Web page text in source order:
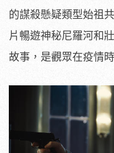
的謀殺懸疑類型始祖
片暢遊神秘尼羅河和
故事， 是觀眾在疫情